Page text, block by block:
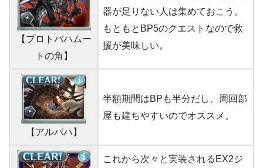
【プロトバハムー
トの角】
器が足りない人は集めておこう。
もともとBP5のクエストなので救
援が美味しい。
【アルバハ】
半額期間はBPも半分だし、周回部
屋も建ちやすいのでオススメ。
これから次々と実装されるEX2ジ